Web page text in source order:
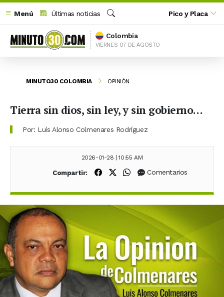
Menú
Últimas noticias
Buscar
Pico y Placa
Colombia
VIERNES 07 DE AGOSTO
MINUTO30 COLOMBIA OPINIÓN
Tierra sin dios, sin ley, y sin gobierno…
Por: Luís Alonso Colmenares Rodríguez
2026-01-28 | 10:55 AM
Compartir: Compartir en Facebook
Compartir en X (Twitter)
Compartir en WhatsApp
Comentarios